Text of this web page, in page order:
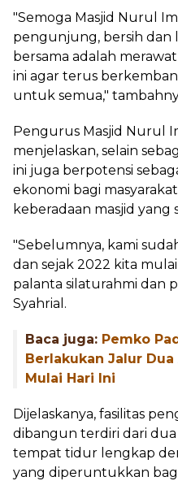
"Semoga Masjid Nurul
pengunjung, bersih dan
bersama adalah
ini agar terus
untuk semua,"
Pengurus Masjid Nurul
menjelaskan, selain
ini juga berpotensi
ekonomi bagi
keberadaan masjid yang
"Sebelumnya, kami
dan sejak 2022 kita
palanta silaturahmi dan
Syahrial.
Baca juga: Pemko
Berlakukan Jalur
Mulai Hari Ini
Dijelaskanya, fasilitas
dibangun terdiri dari
tempat tidur lengkap
yang diperuntukkan